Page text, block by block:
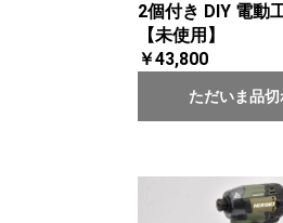
2個付き DIY 電動
【未使用】
￥43,800
ただいま品切